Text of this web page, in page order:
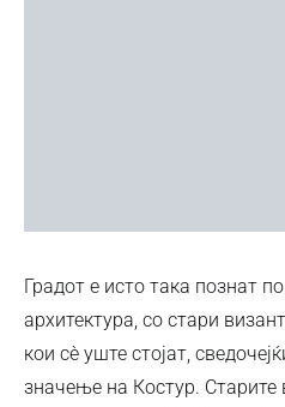
Градот е исто така познат
архитектура, со стари
кои сè уште стојат,
значење на Костур. Старите